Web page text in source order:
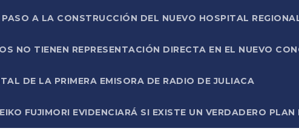
A LA CONSTRUCCIÓN DEL NUEVO HOSPITAL
NO TIENEN REPRESENTACIÓN DIRECTA EN EL NUEVO
DE LA PRIMERA EMISORA DE RADIO DE JULIACA
FUJIMORI EVIDENCIARÁ SI EXISTE UN VERDADERO PLAN